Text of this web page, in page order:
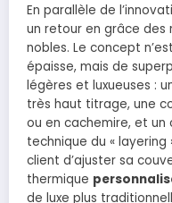
En parallèle de
un retour en grâce des
nobles. Le concept
épaisse, mais de
légères et luxueuses :
très haut titrage, une
ou en cachemire, et
technique du «
client d’ajuster sa
thermique
de luxe plus